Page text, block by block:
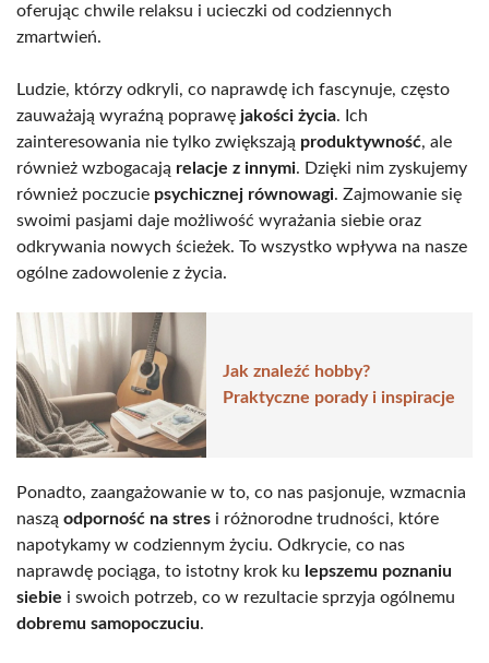
oferując chwile relaksu i ucieczki od codziennych
zmartwień.
Ludzie, którzy odkryli, co naprawdę ich fascynuje, często
zauważają wyraźną poprawę jakości życia. Ich
zainteresowania nie tylko zwiększają produktywność, ale
również wzbogacają relacje z innymi. Dzięki nim zyskujemy
również poczucie psychicznej równowagi. Zajmowanie się
swoimi pasjami daje możliwość wyrażania siebie oraz
odkrywania nowych ścieżek. To wszystko wpływa na nasze
ogólne zadowolenie z życia.
Jak znaleźć hobby?
Praktyczne porady i inspiracje
Ponadto, zaangażowanie w to, co nas pasjonuje, wzmacnia
naszą odporność na stres i różnorodne trudności, które
napotykamy w codziennym życiu. Odkrycie, co nas
naprawdę pociąga, to istotny krok ku lepszemu poznaniu
siebie i swoich potrzeb, co w rezultacie sprzyja ogólnemu
dobremu samopoczuciu.